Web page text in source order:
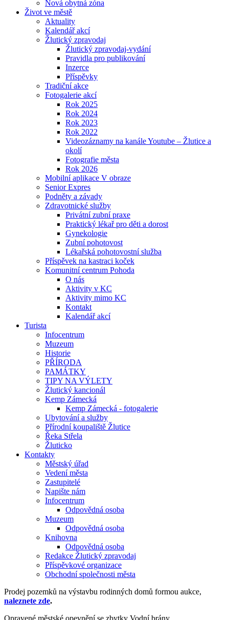
Nová obytná zóna
Život ve městě
Aktuality
Kalendář akcí
Žlutický zpravodaj
Žlutický zpravodaj-vydání
Pravidla pro publikování
Inzerce
Příspěvky
Tradiční akce
Fotogalerie akcí
Rok 2025
Rok 2024
Rok 2023
Rok 2022
Videozáznamy na kanále Youtube – Žlutice a
okolí
Fotografie města
Rok 2026
Mobilní aplikace V obraze
Senior Expres
Podněty a závady
Zdravotnické služby
Privátní zubní praxe
Praktický lékař pro děti a dorost
Gynekologie
Zubní pohotovost
Lékařská pohotovostní služba
Příspěvek na kastraci koček
Komunitní centrum Pohoda
O nás
Aktivity v KC
Aktivity mimo KC
Kontakt
Kalendář akcí
Turista
Infocentrum
Muzeum
Historie
PŘÍRODA
PAMÁTKY
TIPY NA VÝLETY
Žlutický kancionál
Kemp Zámecká
Kemp Zámecká - fotogalerie
Ubytování a služby
Přírodní koupaliště Žlutice
Řeka Střela
Žluticko
Kontakty
Městský úřad
Vedení města
Zastupitelé
Napište nám
Infocentrum
Odpovědná osoba
Muzeum
Odpovědná osoba
Knihovna
Odpovědná osoba
Redakce Žlutický zpravodaj
Příspěvkové organizace
Obchodní společnosti města
Prodej pozemků na výstavbu rodinných domů formou aukce,
naleznete zde.
Opravené městské opevnění se zbytky Vodní brány